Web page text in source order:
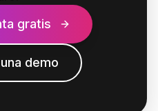
gratis
demo